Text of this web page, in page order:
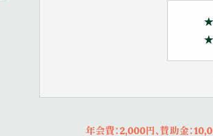
★
★
年会費：2,000円、賛助金：